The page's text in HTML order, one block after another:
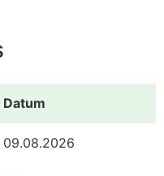
Datum
09.08.2026